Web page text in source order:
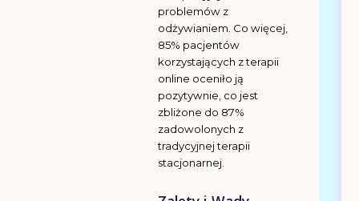
problemów z
odżywianiem. Co więcej,
85% pacjentów
korzystających z terapii
online oceniło ją
pozytywnie, co jest
zbliżone do 87%
zadowolonych z
tradycyjnej terapii
stacjonarnej.